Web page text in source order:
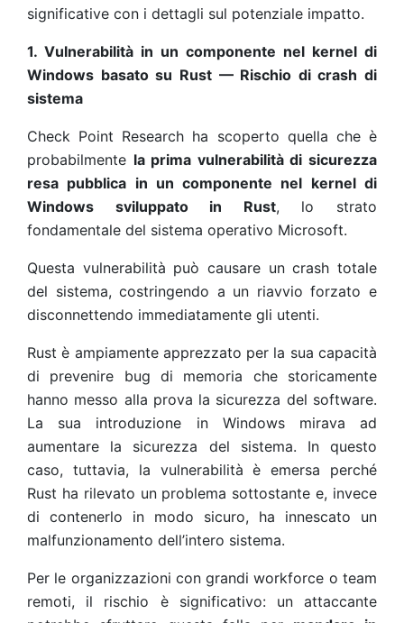
significative con i dettagli sul potenziale impatto.
1. Vulnerabilità in un componente nel kernel di
Windows basato su Rust — Rischio di crash di
sistema
Check Point Research ha scoperto quella che è
probabilmente la prima vulnerabilità di sicurezza
resa pubblica in un componente nel kernel di
Windows sviluppato in Rust, lo strato
fondamentale del sistema operativo Microsoft.
Questa vulnerabilità può causare un crash totale
del sistema, costringendo a un riavvio forzato e
disconnettendo immediatamente gli utenti.
Rust è ampiamente apprezzato per la sua capacità
di prevenire bug di memoria che storicamente
hanno messo alla prova la sicurezza del software.
La sua introduzione in Windows mirava ad
aumentare la sicurezza del sistema. In questo
caso, tuttavia, la vulnerabilità è emersa perché
Rust ha rilevato un problema sottostante e, invece
di contenerlo in modo sicuro, ha innescato un
malfunzionamento dell’intero sistema.
Per le organizzazioni con grandi workforce o team
remoti, il rischio è significativo: un attaccante